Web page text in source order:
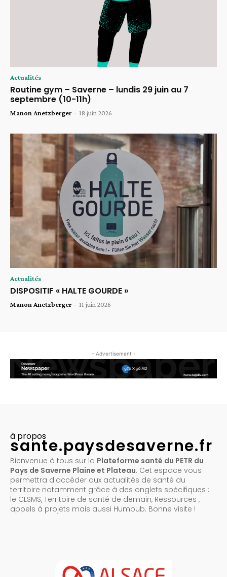
Actualités
Routine gym – Saverne – lundis 29 juin au 7
septembre (10-11h)
Manon Anetzberger - 18 juin 2026
Actualités
DISPOSITIF « HALTE GOURDE »
Manon Anetzberger - 11 juin 2026
- Advertisement -
à propos
sante.paysdesaverne.fr
Bienvenue à tous sur la Plateforme santé du PETR du
Pays de Saverne Plaine et Plateau. Cet espace vous
permettra d'accéder aux actualités de santé du
territoire notamment grâce à des onglets spécifiques :
le CLSMS, Territoire de santé de demain, Ressources ,
appels à projets mais aussi Humbub. Bonne visite !